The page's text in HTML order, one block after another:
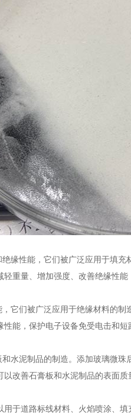
性能，它们被广泛应用于填充
重量、增加强度、改善绝缘性能
们被广泛应用于绝缘材料的制
能，保护电子设备免受电击和短
水泥制品的制造。添加玻璃微
改善石膏板和水泥制品的表面质
道路标线材料、火焰喷涂、填